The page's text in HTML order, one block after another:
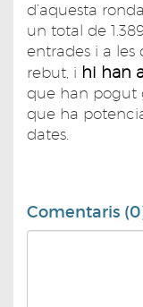
d’aquesta
un total de
entrades i a les
rebut, i hi han
que han pogut
que ha
dates.
Comentaris